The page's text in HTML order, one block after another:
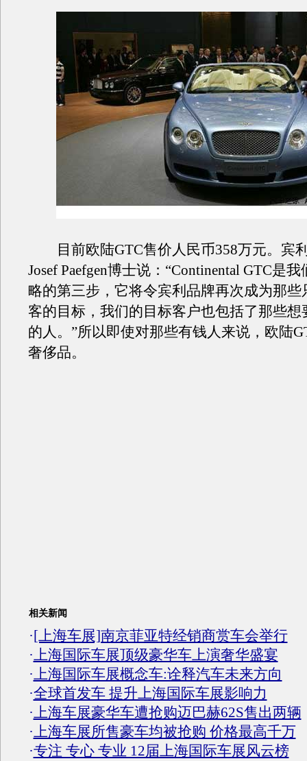
目前欧陆GTC售价人民币358万元。宾
Josef Paefgen博士说：“Continental GTC是
略的第三步，它将令宾利品牌再次成为那些
客的目标，我们的目标客户也包括了那些想
的人。”所以即使对那些有钱人来说，欧陆
奢侈品。
相关新闻
·[上海车展]南京菲亚特经销商赏车会举行
·上海国际车展顶级豪华车上演奢华盛宴
·上海国际车展概念车:诠释汽车未来方向
·全球首发车 提升上海国际车展影响力
·上海车展豪华车遭抢购迈巴赫62S售出两辆
·上海车展所售豪车均被抢购 价格最高千万
·专注 专心 专业 12届上海国际车展风云榜